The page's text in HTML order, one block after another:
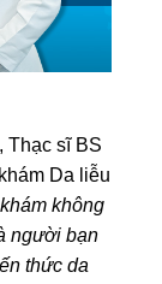
Thạc sĩ BS
Da liễu
không
người bạn
thức da